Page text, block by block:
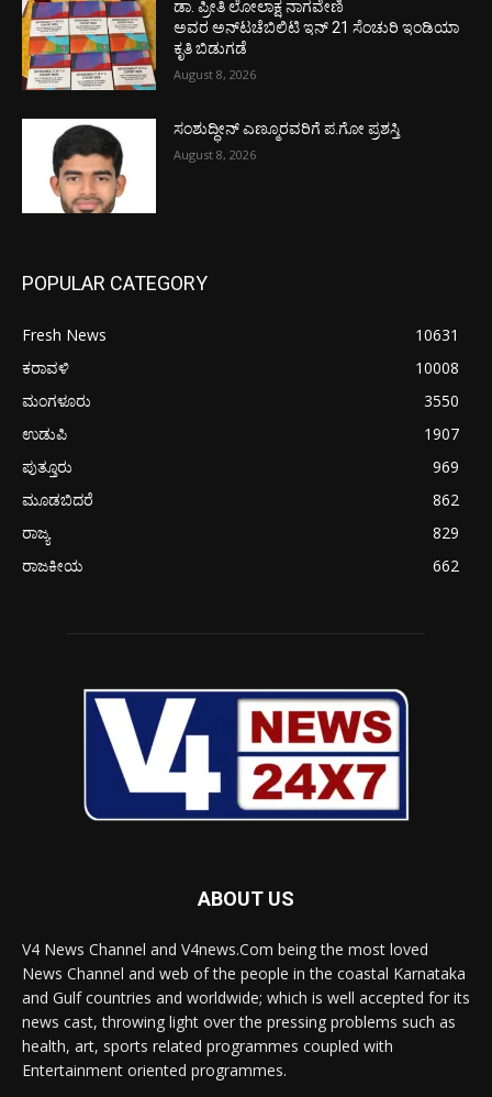
ಡಾ. ಪ್ರೀತಿ ಲೋಲಾಕ್ಷ ನಾಗವೇಣಿ
ಅವರ ಅನ್‌ಟಚೆಬಿಲಿಟಿ ಇನ್ 21 ಸೆಂಚುರಿ ಇಂಡಿಯಾ
ಕೃತಿ ಬಿಡುಗಡೆ
August 8, 2026
ಸಂಶುದ್ಧೀನ್ ಎಣ್ಮೂರವರಿಗೆ ಪ.ಗೋ ಪ್ರಶಸ್ತಿ
August 8, 2026
POPULAR CATEGORY
Fresh News
10631
ಕರಾವಳಿ
10008
ಮಂಗಳೂರು
3550
ಉಡುಪಿ
1907
ಪುತ್ತೂರು
969
ಮೂಡಬಿದರೆ
862
ರಾಜ್ಯ
829
ರಾಜಕೀಯ
662
ABOUT US
V4 News Channel and V4news.Com being the most loved
News Channel and web of the people in the coastal Karnataka
and Gulf countries and worldwide; which is well accepted for its
news cast, throwing light over the pressing problems such as
health, art, sports related programmes coupled with
Entertainment oriented programmes.